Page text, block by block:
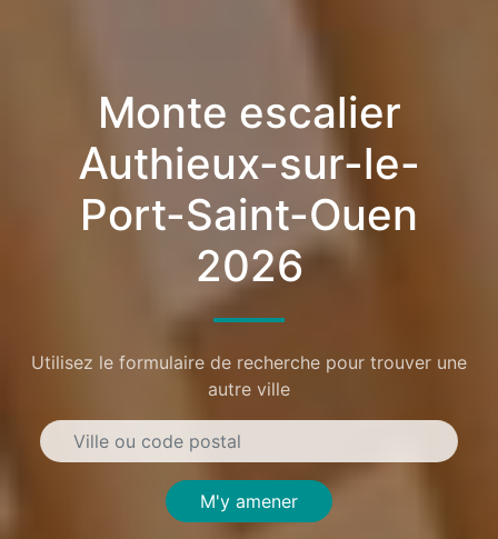
Monte escalier
Authieux-sur-le-
Port-Saint-Ouen
2026
Utilisez le formulaire de recherche pour trouver une
autre ville
M'y amener